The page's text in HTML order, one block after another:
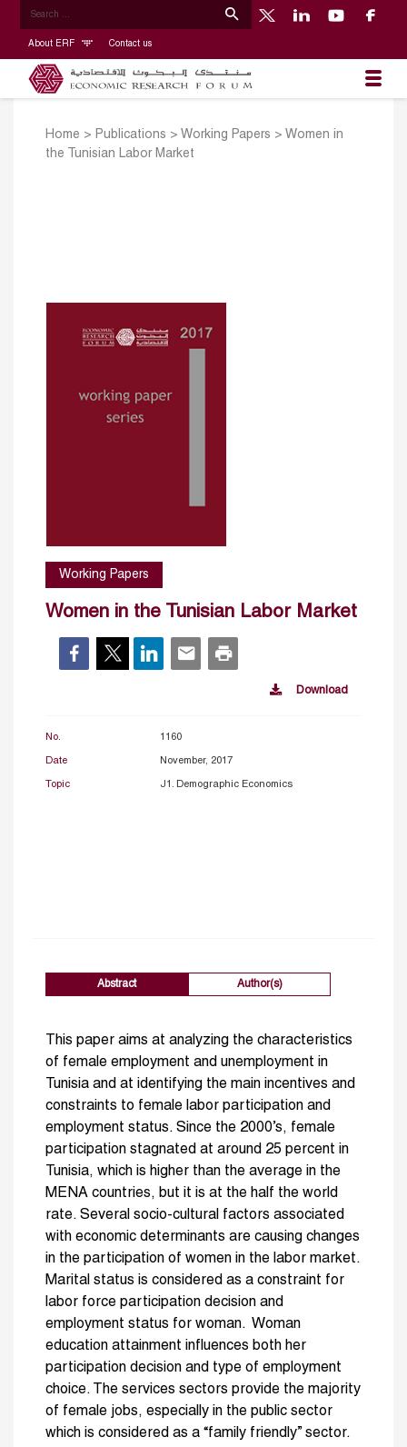
About ERF Contact us
Home > Publications > Working Papers > Women in
the Tunisian Labor Market
Working Papers
Women in the Tunisian Labor Market
Download
No. 1160
Date November, 2017
Topic J1. Demographic Economics
Abstract Author(s)
This paper aims at analyzing the characteristics
of female employment and unemployment in
Tunisia and at identifying the main incentives and
constraints to female labor participation and
employment status. Since the 2000’s, female
participation stagnated at around 25 percent in
Tunisia, which is higher than the average in the
MENA countries, but it is at the half the world
rate. Several socio-cultural factors associated
with economic determinants are causing changes
in the participation of women in the labor market.
Marital status is considered as a constraint for
labor force participation decision and
employment status for woman. Woman
education attainment influences both her
participation decision and type of employment
choice. The services sectors provide the majority
of female jobs, especially in the public sector
which is considered as a “family friendly” sector.